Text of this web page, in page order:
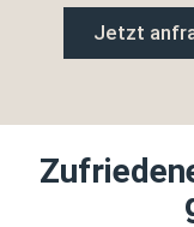
Jetzt